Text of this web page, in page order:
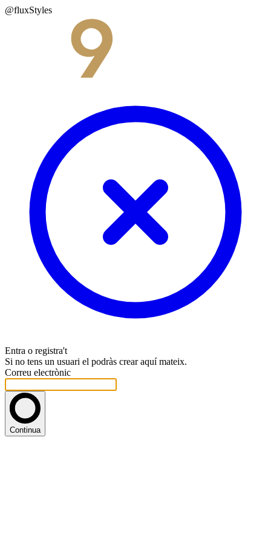
@fluxStyles
Entra o registra't
Si no tens un usuari el podràs crear aquí mateix.
Correu electrònic
Continua